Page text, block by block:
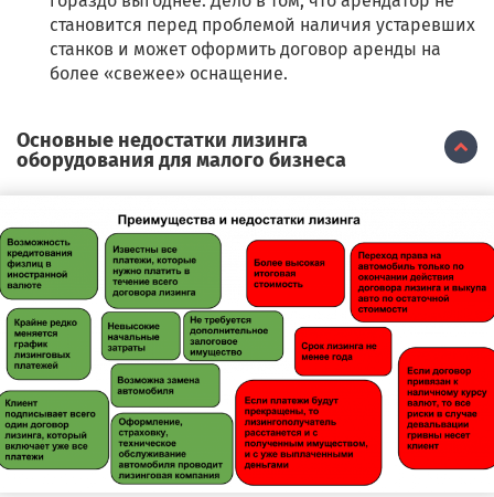
становится перед проблемой наличия устаревших
станков и может оформить договор аренды на
более «свежее» оснащение.
Основные недостатки лизинга
оборудования для малого бизнеса